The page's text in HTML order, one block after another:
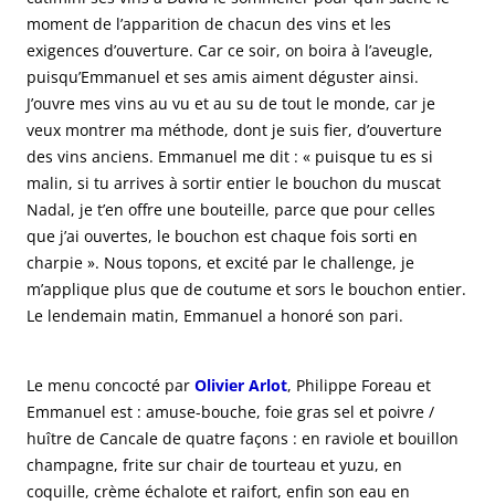
moment de l’apparition de chacun des vins et les
exigences d’ouverture. Car ce soir, on boira à l’aveugle,
puisqu’Emmanuel et ses amis aiment déguster ainsi.
J’ouvre mes vins au vu et au su de tout le monde, car je
veux montrer ma méthode, dont je suis fier, d’ouverture
des vins anciens. Emmanuel me dit : « puisque tu es si
malin, si tu arrives à sortir entier le bouchon du muscat
Nadal, je t’en offre une bouteille, parce que pour celles
que j’ai ouvertes, le bouchon est chaque fois sorti en
charpie ». Nous topons, et excité par le challenge, je
m’applique plus que de coutume et sors le bouchon entier.
Le lendemain matin, Emmanuel a honoré son pari.
Le menu concocté par Olivier Arlot, Philippe Foreau et
Emmanuel est : amuse-bouche, foie gras sel et poivre /
huître de Cancale de quatre façons : en raviole et bouillon
champagne, frite sur chair de tourteau et yuzu, en
coquille, crème échalote et raifort, enfin son eau en